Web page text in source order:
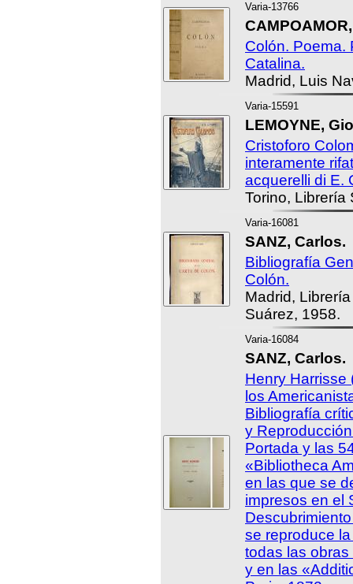
Varia-13766
Colón. Poema.
Catalina.
Madrid, Luis
Varia-15591
LEMOYNE,
Cristoforo
interamente
acquerelli di E.
Torino, Librería
Varia-16081
SANZ, Carlos.
Bibliografía
Colón.
Madrid,
Suárez, 1958.
Varia-16084
SANZ, Carlos.
Henry Harrisse
los
Bibliografía
y
Portada y las
«Bibliotheca
en las que se
impresos en el
se reproduce
todas las
y en las